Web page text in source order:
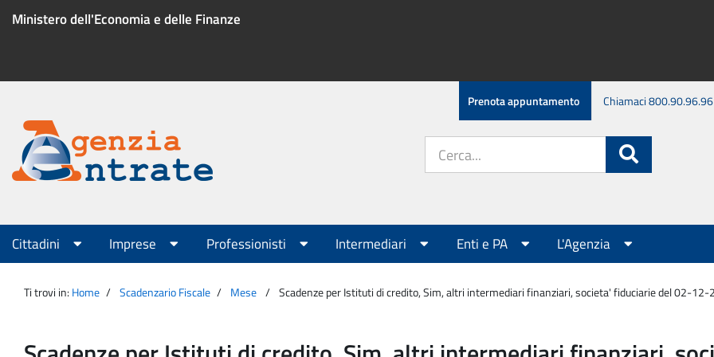
Ministero dell'Economia e delle Finanze
Menu
servizio
Prenota appuntamento Chiamaci 800.90.96.96
Agenzia
Entrate
sito:
Menu
principale
Cittadini Imprese Professionisti Intermediari Enti e PA L'Agenzia
Ti trovi in: Home Scadenzario Fiscale Mese Scadenze per Istituti di credito, Sim, altri intermediari finanziari, societa' fiduciarie del 02-